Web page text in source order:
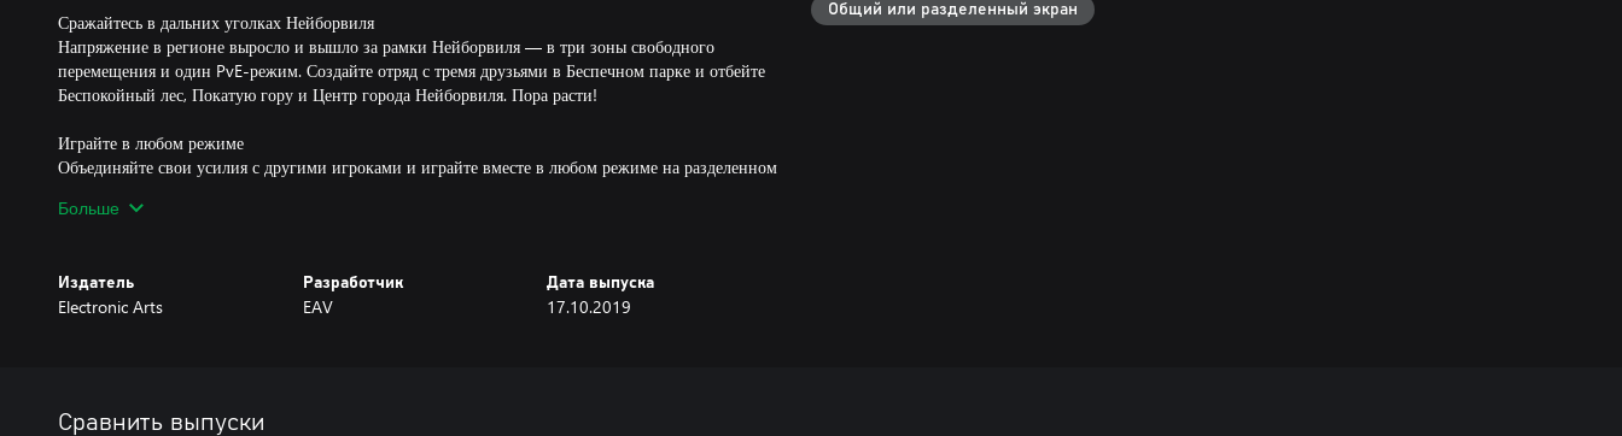
Сражайтесь в дальних уголках Нейборвиля
Напряжение в регионе выросло и вышло за рамки Нейборвиля — в три зоны свободного
перемещения и один PvE-режим. Создайте отряд с тремя друзьями в Беспечном парке и отбейте
Беспокойный лес, Покатую гору и Центр города Нейборвиля. Пора расти!
Играйте в любом режиме
Объединяйте свои усилия с другими игроками и играйте вместе в любом режиме на разделенном
устройте гигантскую пригородную заварушку в сетевой многопользовательской игре, вмещающей
Применяются условия и ограничения. Для получения дополнительной информации см.
www.ea.com/ru-ru/legal.
Больше
Издатель
Electronic Arts
Разработчик
EAV
Дата выпуска
17.10.2019
Общий или разделенный экран
Сравнить выпуски